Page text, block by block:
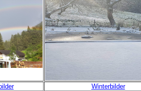
Winterbilder